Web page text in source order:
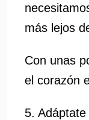
más lejos
Con unas
el corazón
5.